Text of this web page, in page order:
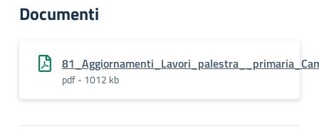
Documenti
pdf - 1012 kb